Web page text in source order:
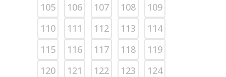
105
106 107 108
109
110
111 112 113
114
115
116 117 118
119
120
121 122 123
124